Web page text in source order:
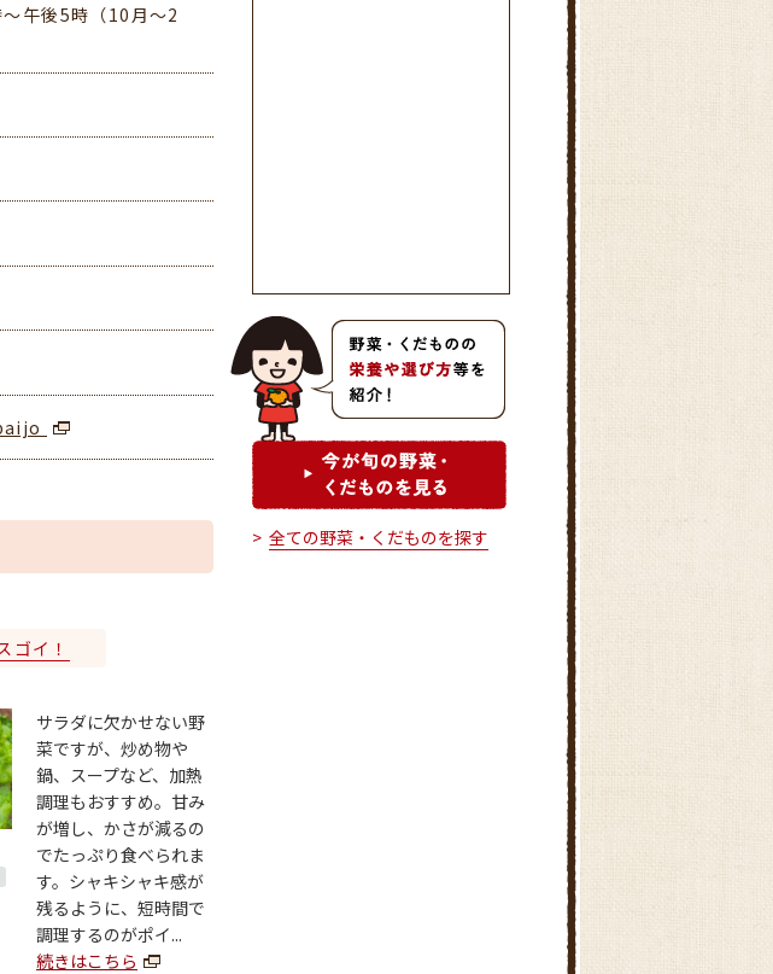
午後5時（10月～2
ゴイ！
サラダに欠かせない野
菜ですが、炒め物や
鍋、スープなど、加熱
調理もおすすめ。甘み
が増し、かさが減るの
でたっぷり食べられま
す。シャキシャキ感が
残るように、短時間で
調理するのがポイ...
続きはこちら
全ての野菜・くだものを探す